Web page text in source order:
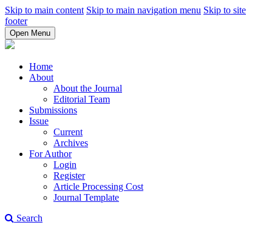
Skip to main content Skip to main navigation menu Skip to site
footer
Open Menu
Home
About
About the Journal
Editorial Team
Submissions
Issue
Current
Archives
For Author
Login
Register
Article Processing Cost
Journal Template
Search